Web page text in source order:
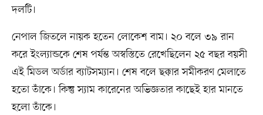
দলটি।
নেপাল জিতলে নায়ক হতেন লোকেশ বাম। ২০ বলে ৩৯ রান
করে ইংল্যান্ডকে শেষ পর্যন্ত অস্বস্তিতে রেখেছিলেন ২৫ বছর বয়সী
এই মিডল অর্ডার ব্যাটসম্যান। শেষ বলে ছক্কার সমীকরণ মেলাতে
হতো তাঁকে। কিন্তু স্যাম কারেনের অভিজ্ঞতার কাছেই হার মানতে
হলো তাঁকে।